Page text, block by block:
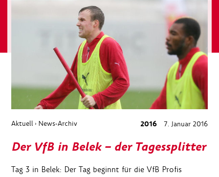
Aktuell › News-Archiv 2016 7. Januar 2016
Der VfB in Belek – der Tagessplitter
Tag 3 in Belek: Der Tag beginnt für die VfB Profis